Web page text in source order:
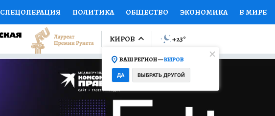
СПЕЦОПЕРАЦИЯ ПОЛИТИКА ОБЩЕСТВО ЭКОНОМИКА В МИРЕ
НАУКА СПОРТ КОЛУМНИСТЫ ПРОИСШЕСТВИЯ
ДОКТОР ФИНАНСЫ ОТКРЫВАЕМ МИР Я ЗНАЮ СЕМЬЯ
ПРОГНОЗЫ НА СПОРТ ПРОМОКОДЫ СЕРИАЛЫ
ТЕЛЕВИЗОР КОЛЛЕКЦИИ КОНКУРСЫ
КИРОВ
ВАШ РЕГИОН —КИРОВ
ДА ВЫБРАТЬ ДРУГОЙ
+23°